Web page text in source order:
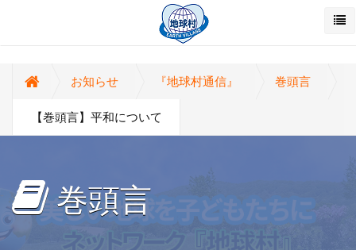
お知らせ 『地球村通信』 巻頭言
【巻頭言】平和について
巻頭言